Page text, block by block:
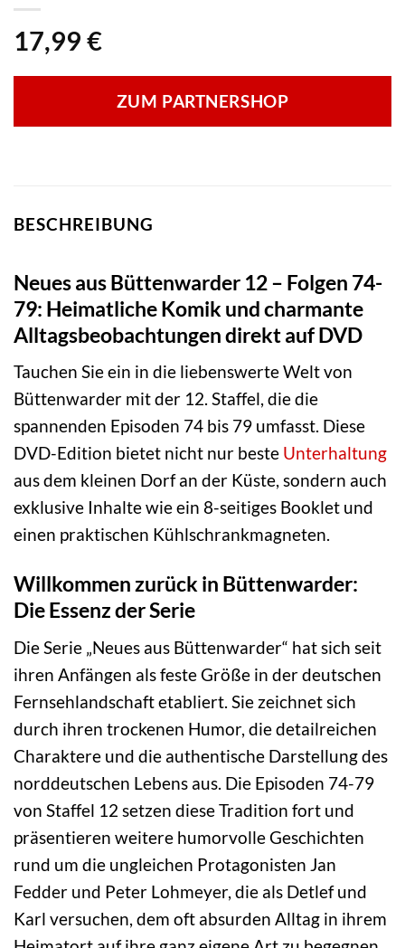
17,99 €
ZUM PARTNERSHOP
BESCHREIBUNG
Neues aus Büttenwarder 12 – Folgen 74-
79: Heimatliche Komik und charmante
Alltagsbeobachtungen direkt auf DVD
Tauchen Sie ein in die liebenswerte Welt von
Büttenwarder mit der 12. Staffel, die die
spannenden Episoden 74 bis 79 umfasst. Diese
DVD-Edition bietet nicht nur beste Unterhaltung
aus dem kleinen Dorf an der Küste, sondern auch
exklusive Inhalte wie ein 8-seitiges Booklet und
einen praktischen Kühlschrankmagneten.
Willkommen zurück in Büttenwarder:
Die Essenz der Serie
Die Serie „Neues aus Büttenwarder“ hat sich seit
ihren Anfängen als feste Größe in der deutschen
Fernsehlandschaft etabliert. Sie zeichnet sich
durch ihren trockenen Humor, die detailreichen
Charaktere und die authentische Darstellung des
norddeutschen Lebens aus. Die Episoden 74-79
von Staffel 12 setzen diese Tradition fort und
präsentieren weitere humorvolle Geschichten
rund um die ungleichen Protagonisten Jan
Fedder und Peter Lohmeyer, die als Detlef und
Karl versuchen, dem oft absurden Alltag in ihrem